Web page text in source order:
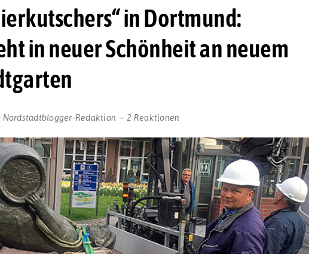
in Dortmund:
in neuer Schönheit an neuem
Nordstadtblogger-Redaktion 2 Reaktionen